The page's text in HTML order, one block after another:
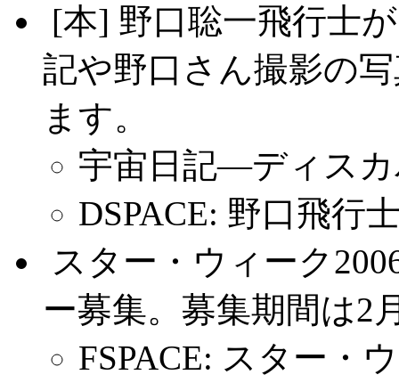
[本] 野口聡一飛行士
記や野口さん撮影の
ます。
宇宙日記―ディス
DSPACE: 野口飛行
スター・ウィーク
ー募集。募集期間は2
FSPACE: スター・